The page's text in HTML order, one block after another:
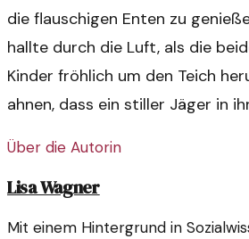
die flauschigen Enten zu
hallte durch die Luft, als die
Kinder fröhlich um den Teich
ahnen, dass ein stiller Jäger in
Über die Autorin
Lisa Wagner
Mit einem Hintergrund in